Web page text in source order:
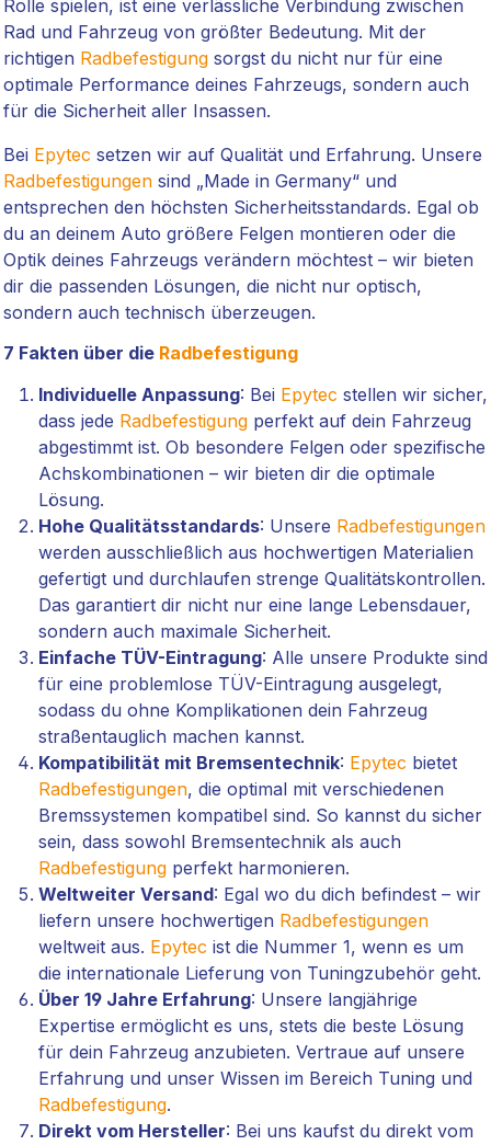
Rolle spielen, ist eine verlässliche Verbindung zwischen
Rad und Fahrzeug von größter Bedeutung. Mit der
richtigen Radbefestigungsorgst du nicht nur für eine
optimale Performance deines Fahrzeugs, sondern auch
für die Sicherheit aller Insassen.
Bei Epytec setzen wir auf Qualität und Erfahrung. Unsere
Radbefestigungensind „Made in Germany“ und
entsprechen den höchsten Sicherheitsstandards. Egal ob
du an deinem Auto größere Felgen montieren oder die
Optik deines Fahrzeugs verändern möchtest – wir bieten
dir die passenden Lösungen, die nicht nur optisch,
sondern auch technisch überzeugen.
7 Fakten über die Radbefestigung
Individuelle Anpassung: Bei Epytec stellen wir sicher,
dass jede Radbefestigungperfekt auf dein Fahrzeug
abgestimmt ist. Ob besondere Felgen oder spezifische
Achskombinationen – wir bieten dir die optimale
Lösung.
Hohe Qualitätsstandards: Unsere Radbefestigungen
werden ausschließlich aus hochwertigen Materialien
gefertigt und durchlaufen strenge Qualitätskontrollen.
Das garantiert dir nicht nur eine lange Lebensdauer,
sondern auch maximale Sicherheit.
Einfache TÜV-Eintragung: Alle unsere Produkte sind
für eine problemlose TÜV-Eintragung ausgelegt,
sodass du ohne Komplikationen dein Fahrzeug
straßentauglich machen kannst.
Kompatibilität mit Bremsentechnik: Epytec bietet
Radbefestigungen, die optimal mit verschiedenen
Bremssystemen kompatibel sind. So kannst du sicher
sein, dass sowohl Bremsentechnik als auch
Radbefestigungperfekt harmonieren.
Weltweiter Versand: Egal wo du dich befindest – wir
liefern unsere hochwertigen Radbefestigungen
weltweit aus. Epytec ist die Nummer 1, wenn es um
die internationale Lieferung von Tuningzubehör geht.
Über 19 Jahre Erfahrung: Unsere langjährige
Expertise ermöglicht es uns, stets die beste Lösung
für dein Fahrzeug anzubieten. Vertraue auf unsere
Erfahrung und unser Wissen im Bereich Tuning und
Radbefestigung.
Direkt vom Hersteller: Bei uns kaufst du direkt vom